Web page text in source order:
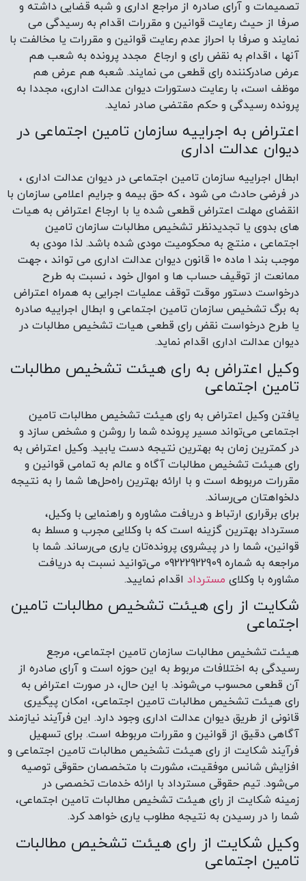
تصمیمات و آرای صادره از مراجع اداری و شبه قضایی داشته و
صرفا از حیث رعایت قوانین و مقررات اقدام به رسیدگی می
نمایند و صرفا با احراز عدم رعایت قوانین و مقررات یا مخالفت با
آنها ، اقدام به نقض رای و ارجاع مجدد پرونده به شعب هم
عرض صادرکننده رای قطعی می نمایند. شعبه هم عرض هم
موظف است، با رعایت دستورات دیوان عدالت اداری، مجددا به
پرونده رسیدگی و حکم مقتضی صادر نماید.
اعتراض به اجراییه سازمان تامین اجتماعی در
دیوان عدالت اداری
ابطال اجراییه سازمان تامین اجتماعی در دیوان عدالت اداری ،
در فرضی حادث می شود ، که حق بیمه و جرایم اعلامی سازمان با
انقضای مهلت اعتراض قطعی شده یا با ارجاع اعتراض به هیات
های بدوی یا تجدیدنظر تشخیص مطالبات سازمان تامین
اجتماعی ، منتج به محکومیت مودی شده باشد. لذا مودی به
موجب بند 1 ماده 10 قانون دیوان عدالت اداری می تواند ، جهت
ممانعت از توقیف حساب ها و اموال خود ، نسبت به طرح
درخواست دستور موقت توقف عملیات اجرایی به همراه اعتراض
به برگ تشخیص سازمان تامین اجتماعی و ابطال اجراییه صادره
یا طرح درخواست نقض رای قطعی هیات تشخیص مطالبات در
دیوان عدالت اداری اقدام نماید.
وکیل اعتراض به رای هیئت تشخیص مطالبات
تامین اجتماعی
یافتن وکیل اعتراض به رای هیئت تشخیص مطالبات تامین
اجتماعی می‌تواند مسیر پرونده شما را روشن و مشخص سازد و
در کمترین زمان به بهترین نتیجه دست یابید. وکیل اعتراض به
رای هیئت تشخیص مطالبات آگاه و عالم به تمامی قوانین و
مقررات مربوطه است و با ارائه بهترین راه‌حل‌ها شما را به نتیجه
دلخواهتان می‌رساند.
برای برقراری ارتباط و دریافت مشاوره و راهنمایی با وکیل،
مسترداد بهترین گزینه است که با وکلایی مجرب و مسلط به
قوانین، شما را در پیشروی پرونده‌تان یاری می‌رساند. شما با
مراجعه به شماره 09222922909 می‌توانید نسبت به دریافت
مشاوره با وکلای مسترداد اقدام نمایید.
شکایت از رای هیئت تشخیص مطالبات تامین
اجتماعی
هیئت تشخیص مطالبات سازمان تامین اجتماعی، مرجع
رسیدگی به اختلافات مربوط به این حوزه است و آرای صادره از
آن قطعی محسوب می‌شوند. با این حال، در صورت اعتراض به
رای هیئت تشخیص مطالبات تامین اجتماعی، امکان پیگیری
قانونی از طریق دیوان عدالت اداری وجود دارد. این فرآیند نیازمند
آگاهی دقیق از قوانین و مقررات مربوطه است. برای تسهیل
فرآیند شکایت از رای هیئت تشخیص مطالبات تامین اجتماعی و
افزایش شانس موفقیت، مشورت با متخصصان حقوقی توصیه
می‌شود. تیم حقوقی مسترداد با ارائه خدمات تخصصی در
زمینه شکایت از رای هیئت تشخیص مطالبات تامین اجتماعی،
شما را در رسیدن به نتیجه مطلوب یاری خواهد کرد.
وکیل شکایت از رای هیئت تشخیص مطالبات
تامین اجتماعی